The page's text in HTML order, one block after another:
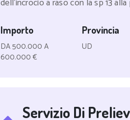
dell'incrocio a raso con la sp 13
Importo
DA 500.000 A
600.000 €
Provincia
UD
Servizio Di